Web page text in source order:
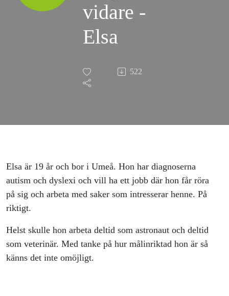
vidare -
Elsa
522
Elsa är 19 år och bor i Umeå. Hon har diagnoserna
autism och dyslexi och vill ha ett jobb där hon får röra
på sig och arbeta med saker som intresserar henne. På
riktigt.
Helst skulle hon arbeta deltid som astronaut och deltid
som veterinär. Med tanke på hur målinriktad hon är så
känns det inte omöjligt.